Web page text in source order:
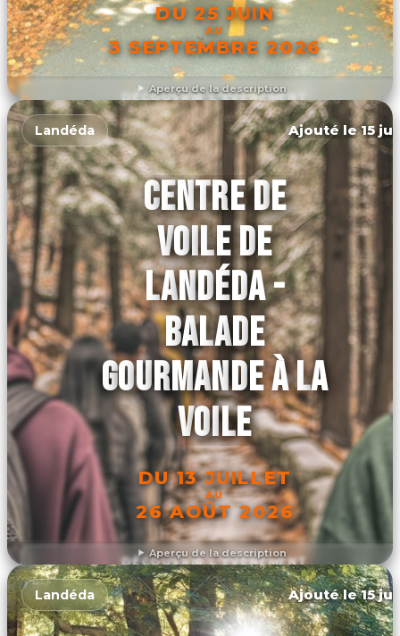
Aperçu de la description
DU 25 JUIN
AU
3 SEPTEMBRE 2026
DÉCOUVRIR L'ÉVÉNEMENT
Aperçu de la description
Landéda Ajouté le 15
CENTRE DE
VOILE DE
LANDÉDA -
BALADE
GOURMANDE À LA
VOILE
DU 13 JUILLET
AU
26 AOÛT 2026
DÉCOUVRIR L'ÉVÉNEMENT
Landéda Ajouté le 15